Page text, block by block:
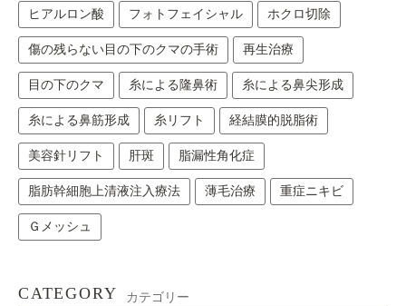
ヒアルロン酸 フォトフェイシャル ホクロ切除
傷の残らない目の下のクマの手術 再生治療
目の下のクマ 糸による隆鼻術 糸による鼻尖形成
糸による鼻筋形成 糸リフト 経結膜的脱脂術
美容針リフト 肝斑 脂漏性角化症
脂肪幹細胞上清液注入療法 薄毛治療 重症ニキビ
Ｇメッシュ
CATEGORY カテゴリー